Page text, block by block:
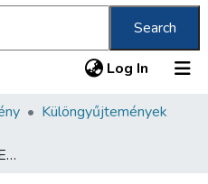
Search
Log In (current)
Különgyűjtemények
Tudományos ülésszak az Eötvös Loránd Tudományegyetemen